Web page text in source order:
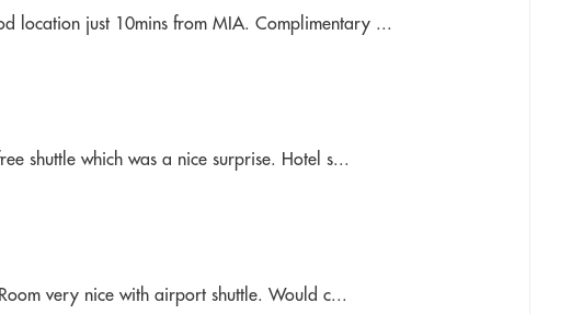
location just 10mins from MIA. Complimentary ...
shuttle which was a nice surprise. Hotel s...
very nice with airport shuttle. Would c...